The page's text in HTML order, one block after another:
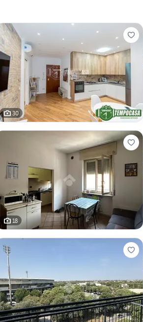
30
18